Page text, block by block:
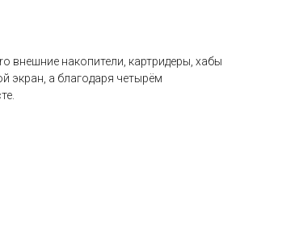
внешние накопители, картридеры, хабы
экран, а благодаря четырём